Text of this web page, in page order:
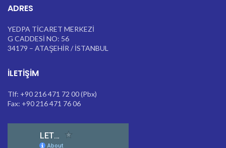
ADRES
YEDPA TİCARET MERKEZİ
G CADDESİ NO: 56
34179 – ATAŞEHİR / İSTANBUL
İLETIŞIM
Tlf: +90 216 471 72 00 (Pbx)
Fax: +90 216 471 76 06